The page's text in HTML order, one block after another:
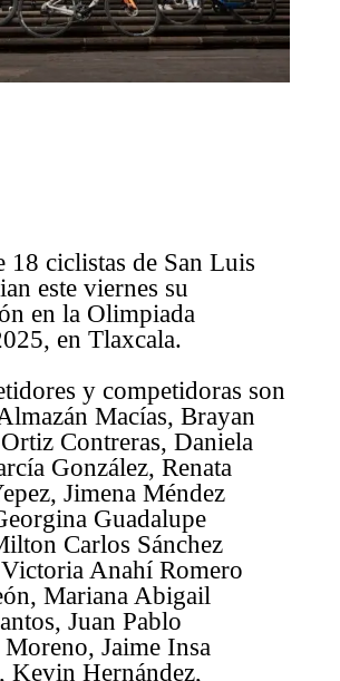
18 ciclistas de San Luis
este viernes su
en la Olimpiada
en Tlaxcala.
y competidoras son
Macías, Brayan
Contreras, Daniela
González, Renata
Jimena Méndez
Guadalupe
Carlos Sánchez
Anahí Romero
Mariana Abigail
Juan Pablo
Jaime Insa
Kevin Hernández,